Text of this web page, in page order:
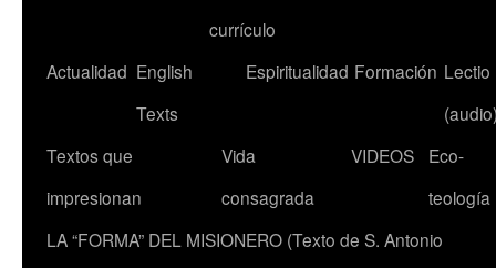
currículo
Actualidad English
Texts
Espiritualidad Formación Lectio
Textos que
impresionan
Vida
consagrada
VIDEOS
Eco-
teología
LA “FORMA” DEL MISIONERO (Texto de S. Antonio